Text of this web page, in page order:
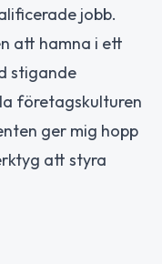
jobb.
att hamna i ett
stigande
företagskulturen
ger mig hopp
att styra